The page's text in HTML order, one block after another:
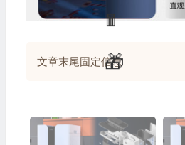
文章末尾固定信息